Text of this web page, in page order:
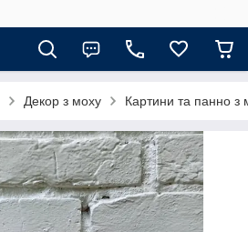
Декор з моху Картини та панно з